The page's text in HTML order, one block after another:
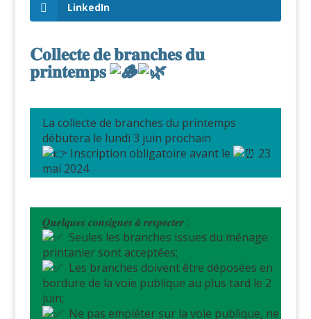
LinkedIn
𝐂𝐨𝐥𝐥𝐞𝐜𝐭𝐞 𝐝𝐞 𝐛𝐫𝐚𝐧𝐜𝐡𝐞𝐬 𝐝𝐮
𝐩𝐫𝐢𝐧𝐭𝐞𝐦𝐩𝐬
La collecte de branches du printemps
débutera le lundi 3 juin prochain
Inscription obligatoire avant le
23
mai 2024
𝑸𝒖𝒆𝒍𝒒𝒖𝒆𝒔 𝒄𝒐𝒏𝒔𝒊𝒈𝒏𝒆𝒔 𝒂̀ 𝒓𝒆𝒔𝒑𝒆𝒄𝒕𝒆𝒓 :
Seules les branches issues du ménage
printanier sont acceptées;
Les branches doivent être déposées en
bordure de la voie publique au plus tard le 2
juin;
Ne pas empiéter sur la voie publique, ne